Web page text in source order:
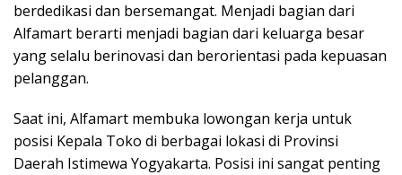
berdedikasi dan bersemangat. Menjadi bagian dari
Alfamart berarti menjadi bagian dari keluarga besar
yang selalu berinovasi dan berorientasi pada kepuasan
pelanggan.
Saat ini, Alfamart membuka lowongan kerja untuk
posisi Kepala Toko di berbagai lokasi di Provinsi
Daerah Istimewa Yogyakarta. Posisi ini sangat penting